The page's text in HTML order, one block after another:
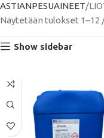
ASTIANPESUAINEET
Näytetään tulokset 1–12
Show sidebar